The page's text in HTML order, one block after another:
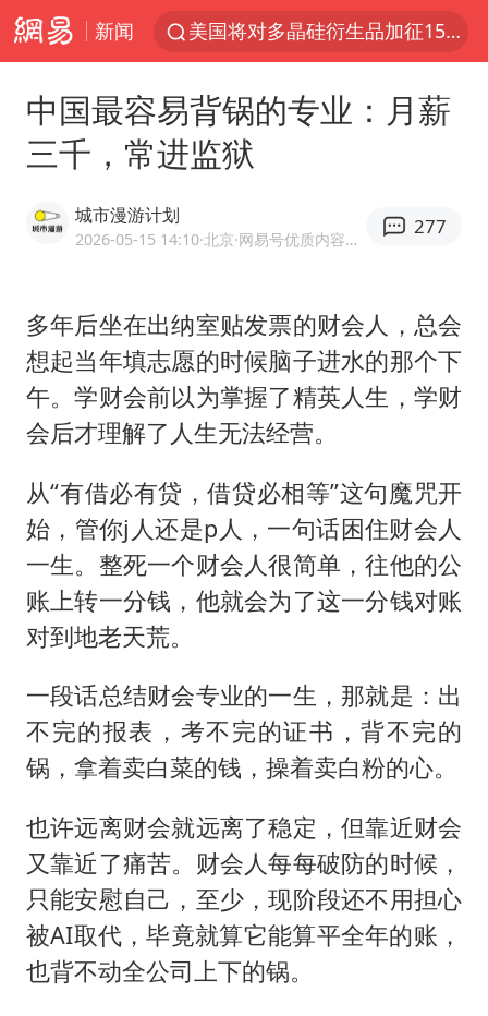
新闻
美国将对多晶硅衍生品加征15%关税
泰交通部副部长回应中国人遭歧视手势
改名后的“青海拉面”店
勒沃库森U17主帅盛赞赵松源
台军“汉光秀”开场闹剧多
段绚竞因公牺牲 年仅44岁
97岁英国奶奶飞上天再破吉尼斯纪录
“空调24小时开着更省电”不实
“不建议大家买深色蛋糕”
男子杀人后逃进深山21年活得像野人
985博士后被曝在妻子孕期出轨后续
公司“上四休三”但要降薪1000元
中国最容易背锅的专业：月薪
三千，常进监狱
城市漫游计划
2026-05-15 14:10·北京 ·网易号优质内容创作者
277
多年后坐在出纳室贴发票的财会人，总会
想起当年填志愿的时候脑子进水的那个下
午。学财会前以为掌握了精英人生，学财
会后才理解了人生无法经营。
从“有借必有贷，借贷必相等”这句魔咒开
始，管你j人还是p人，一句话困住财会人
一生。整死一个财会人很简单，往他的公
账上转一分钱，他就会为了这一分钱对账
对到地老天荒。
一段话总结财会专业的一生，那就是：出
不完的报表，考不完的证书，背不完的
锅，拿着卖白菜的钱，操着卖白粉的心。
也许远离财会就远离了稳定，但靠近财会
又靠近了痛苦。财会人每每破防的时候，
只能安慰自己，至少，现阶段还不用担心
被AI取代，毕竟就算它能算平全年的账，
也背不动全公司上下的锅。